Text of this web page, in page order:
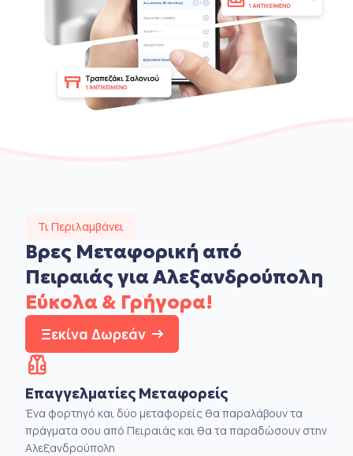
Τι Περιλαμβάνει
Βρες Μεταφορική από
Πειραιάς για Αλεξανδρούπολη
Εύκολα & Γρήγορα!
Ξεκίνα Δωρεάν
Επαγγελματίες Μεταφορείς
Ένα φορτηγό και δύο μεταφορείς θα παραλάβουν τα
πράγματα σου από Πειραιάς και θα τα παραδώσουν στην
Αλεξανδρούπολη